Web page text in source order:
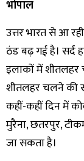
भोपाल
उत्तर भारत से आ
ठंड बढ़ गई है।
इलाकों में
शीतलहर चलने की
कहीं-कहीं दिन में
मुरैना, छतरपुर,
जा सकता है।